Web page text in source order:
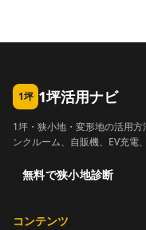
1坪 1坪活用ナビ
1坪・狭小地・変形地の活用
ンクルーム、自販機、EV充電
無料で狭小地診断
コンテンツ